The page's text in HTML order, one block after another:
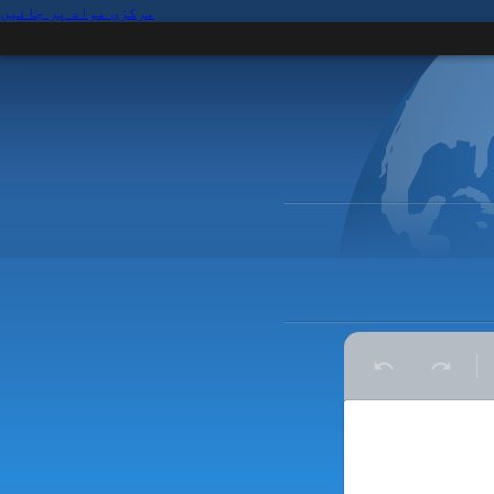
مرکزی مواد پر جائیں